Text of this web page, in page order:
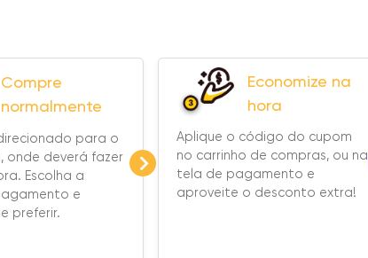
Compre
normalmente
para o
onde deverá fazer
Escolha a
e
preferir.
Economize na
hora
Aplique o código do cupom
no carrinho de compras, ou na
tela de pagamento e
aproveite o desconto extra!